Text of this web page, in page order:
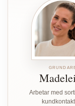
Arbetar med